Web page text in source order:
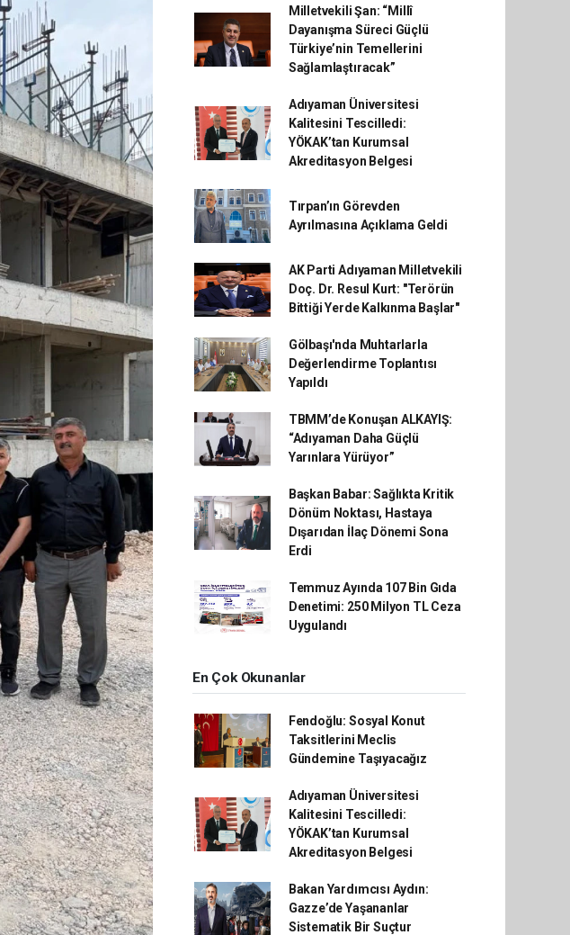
Milletvekili Şan: “Millî
Dayanışma Süreci Güçlü
Türkiye’nin Temellerini
Sağlamlaştıracak”
Adıyaman Üniversitesi
Kalitesini Tescilledi:
YÖKAK’tan Kurumsal
Akreditasyon Belgesi
Tırpan’ın Görevden
Ayrılmasına Açıklama Geldi
AK Parti Adıyaman Milletvekili
Doç. Dr. Resul Kurt: "Terörün
Bittiği Yerde Kalkınma Başlar"
Gölbaşı'nda Muhtarlarla
Değerlendirme Toplantısı
Yapıldı
TBMM’de Konuşan ALKAYIŞ:
“Adıyaman Daha Güçlü
Yarınlara Yürüyor”
Başkan Babar: Sağlıkta Kritik
Dönüm Noktası, Hastaya
Dışarıdan İlaç Dönemi Sona
Erdi
Temmuz Ayında 107 Bin Gıda
Denetimi: 250 Milyon TL Ceza
Uygulandı
En Çok Okunanlar
Fendoğlu: Sosyal Konut
Taksitlerini Meclis
Gündemine Taşıyacağız
Adıyaman Üniversitesi
Kalitesini Tescilledi:
YÖKAK’tan Kurumsal
Akreditasyon Belgesi
Bakan Yardımcısı Aydın:
Gazze’de Yaşananlar
Sistematik Bir Suçtur